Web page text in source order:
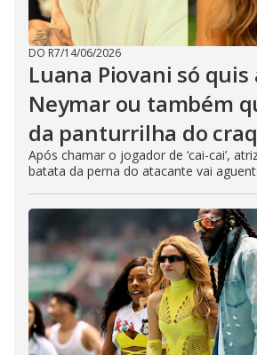
DO R7/14/06/2026
Luana Piovani só quis
Neymar ou também
da panturrilha do
Após chamar o jogador de ‘cai-cai’,
batata da perna do atacante vai